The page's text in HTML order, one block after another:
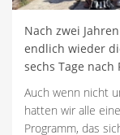
Nach zwei
endlich wieder
sechs Tage nach
Auch wenn nicht
hatten wir alle
Programm, das